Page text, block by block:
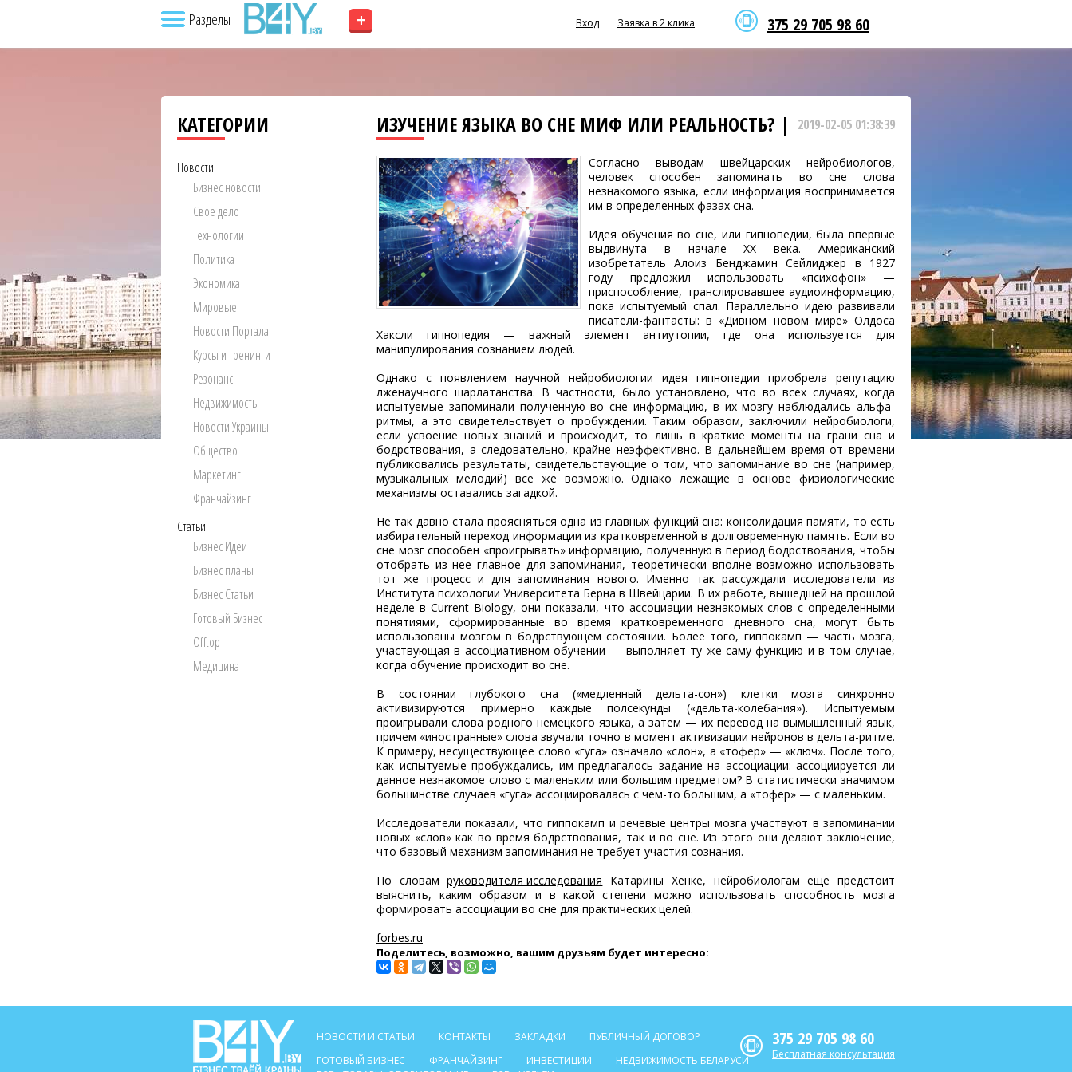
Разделы + 375 29 705 98 60
Вход Заявка в 2 клика
КАТЕГОРИИ
Новости
Бизнес новости
Свое дело
Технологии
Политика
Экономика
Мировые
Новости Портала
Курсы и тренинги
Резонанс
Недвижимость
Новости Украины
Общество
Маркетинг
Франчайзинг
Статьи
Бизнес Идеи
Бизнес планы
Бизнес Статьи
Готовый Бизнес
Offtop
Медицина
ИЗУЧЕНИЕ ЯЗЫКА ВО СНЕ МИФ ИЛИ РЕАЛЬНОСТЬ? | 2019-02-05 01:38:39
Согласно выводам швейцарских нейробиологов,
человек способен запоминать во сне слова
незнакомого языка, если информация воспринимается
им в определенных фазах сна.
Идея обучения во сне, или гипнопедии, была впервые
выдвинута в начале XX века. Американский
изобретатель Алоиз Бенджамин Сейлиджер в 1927
году предложил использовать «психофон» —
приспособление, транслировавшее аудиоинформацию,
пока испытуемый спал. Параллельно идею развивали
писатели-фантасты: в «Дивном новом мире» Олдоса
Хаксли гипнопедия — важный элемент антиутопии, где она используется для
манипулирования сознанием людей.
Однако с появлением научной нейробиологии идея гипнопедии приобрела репутацию
лженаучного шарлатанства. В частности, было установлено, что во всех случаях, когда
испытуемые запоминали полученную во сне информацию, в их мозгу наблюдались альфа-
ритмы, а это свидетельствует о пробуждении. Таким образом, заключили нейробиологи,
если усвоение новых знаний и происходит, то лишь в краткие моменты на грани сна и
бодрствования, а следовательно, крайне неэффективно. В дальнейшем время от времени
публиковались результаты, свидетельствующие о том, что запоминание во сне (например,
музыкальных мелодий) все же возможно. Однако лежащие в основе физиологические
механизмы оставались загадкой.
Не так давно стала проясняться одна из главных функций сна: консолидация памяти, то есть
избирательный переход информации из кратковременной в долговременную память. Если во
сне мозг способен «проигрывать» информацию, полученную в период бодрствования, чтобы
отобрать из нее главное для запоминания, теоретически вполне возможно использовать
тот же процесс и для запоминания нового. Именно так рассуждали исследователи из
Института психологии Университета Берна в Швейцарии. В их работе, вышедшей на прошлой
неделе в Current Biology, они показали, что ассоциации незнакомых слов с определенными
понятиями, сформированные во время кратковременного дневного сна, могут быть
использованы мозгом в бодрствующем состоянии. Более того, гиппокамп — часть мозга,
участвующая в ассоциативном обучении — выполняет ту же саму функцию и в том случае,
когда обучение происходит во сне.
В состоянии глубокого сна («медленный дельта-сон») клетки мозга синхронно
активизируются примерно каждые полсекунды («дельта-колебания»). Испытуемым
проигрывали слова родного немецкого языка, а затем — их перевод на вымышленный язык,
причем «иностранные» слова звучали точно в момент активизации нейронов в дельта-ритме.
К примеру, несуществующее слово «гуга» означало «слон», а «тофер» — «ключ». После того,
как испытуемые пробуждались, им предлагалось задание на ассоциации: ассоциируется ли
данное незнакомое слово с маленьким или большим предметом? В статистически значимом
большинстве случаев «гуга» ассоциировалась с чем-то большим, а «тофер» — с маленьким.
Исследователи показали, что гиппокамп и речевые центры мозга участвуют в запоминании
новых «слов» как во время бодрствования, так и во сне. Из этого они делают заключение,
что базовый механизм запоминания не требует участия сознания.
По словамруководителя исследования Катарины Хенке, нейробиологам еще предстоит
выяснить, каким образом и в какой степени можно использовать способность мозга
формировать ассоциации во сне для практических целей.
forbes.ru
Поделитесь, возможно, вашим друзьям будет интересно:
НОВОСТИ И СТАТЬИ КОНТАКТЫ ЗАКЛАДКИ
ПУБЛИЧНЫЙ ДОГОВОР
ГОТОВЫЙ БИЗНЕС
ФРАНЧАЙЗИНГ ИНВЕСТИЦИИ
НЕДВИЖИМОСТЬ БЕЛАРУСИ
375 29 705 98 60
Бесплатная консультация